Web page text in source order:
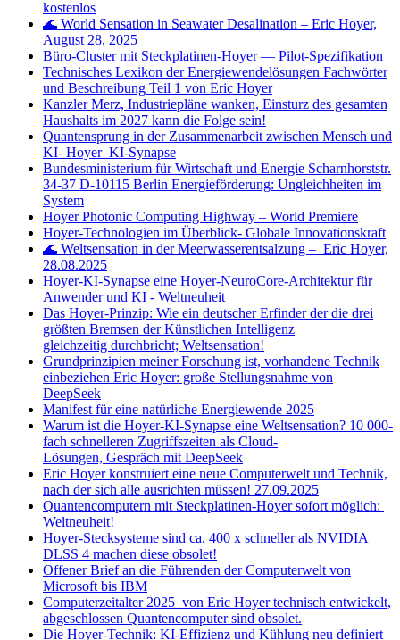
kostenlos
🌊 World Sensation in Seawater Desalination – Eric Hoyer,
August 28, 2025
Büro‑Cluster mit Steckplatinen‑Hoyer — Pilot‑Spezifikation
Technisches Lexikon der Energiewendelösungen Fachwörter
und Beschreibung Teil 1 von Eric Hoyer
Kanzler Merz, Industriepläne wanken, Einsturz des gesamten
Haushalts im 2027 kann die Folge sein!
Quantensprung in der Zusammenarbeit zwischen Mensch und
KI- Hoyer–KI-Synapse
Bundesministerium für Wirtschaft und Energie Scharnhorststr.
34-37 D-10115 Berlin Energieförderung: Ungleichheiten im
System
Hoyer Photonic Computing Highway – World Premiere
Hoyer-Technologien im Überblick- Globale Innovationskraft
🌊 Weltsensation in der Meerwasserentsalzung – Eric Hoyer,
28.08.2025
Hoyer-KI-Synapse eine Hoyer-NeuroCore-Architektur für
Anwender und KI - Weltneuheit
Das Hoyer-Prinzip: Wie ein deutscher Erfinder der die drei
größten Bremsen der Künstlichen Intelligenz
gleichzeitig durchbricht; Weltsensation!
Grundprinzipien meiner Forschung ist, vorhandene Technik
einbeziehen Eric Hoyer: große Stellungsnahme von
DeepSeek
Manifest für eine natürliche Energiewende 2025
Warum ist die Hoyer-KI-Synapse eine Weltsensation? 10 000-
fach schnelleren Zugriffszeiten als Cloud-
Lösungen, Gespräch mit DeepSeek
Eric Hoyer konstruiert eine neue Computerwelt und Technik,
nach der sich alle ausrichten müssen! 27.09.2025
Quantencomputern mit Steckplatinen-Hoyer sofort möglich:
Weltneuheit!
Hoyer-Stecksysteme sind ca. 400 x schneller als NVIDIA
DLSS 4 machen diese obsolet!
Offener Brief an die Führenden der Computerwelt von
Microsoft bis IBM
Computerzeitalter 2025 von Eric Hoyer technisch entwickelt,
abgeschlossen Quantencomputer sind obsolet.
Die Hoyer-Technik: KI-Effizienz und Kühlung neu definiert